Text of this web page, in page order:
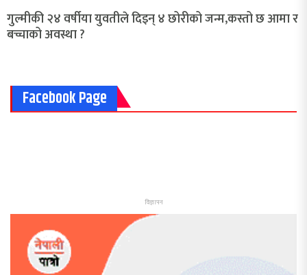
गुल्मीकी २४ वर्षीया युवतीले दिइन् ४ छोरीको जन्म,कस्तो छ आमा र
बच्चाको अवस्था ?
Facebook Page
विज्ञापन